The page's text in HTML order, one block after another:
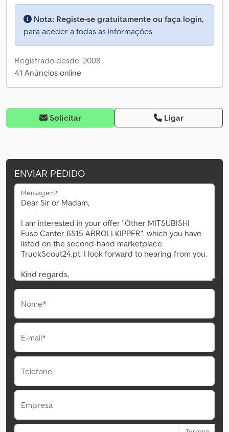
Nota: Registe-se gratuitamente ou faça login,
para aceder a todas as informações.
Registrado desde: 2008
41 Anúncios online
Solicitar Ligar
ENVIAR PEDIDO
Mensagem*
Nome*
E-mail*
Telefone
Empresa